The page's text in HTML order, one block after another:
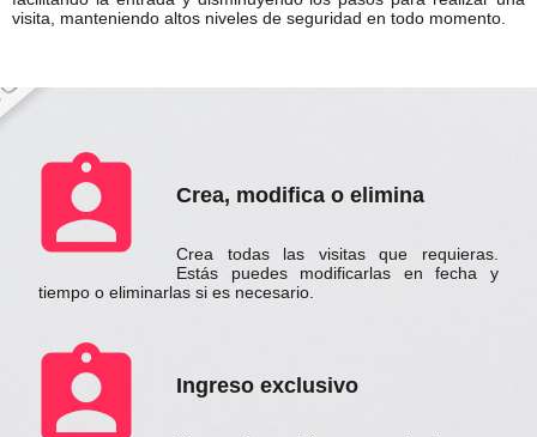
visita, manteniendo altos niveles de seguridad en todo momento.
assignment_indCrea, modifica o elimina
Crea todas las visitas que requieras.
Estás puedes modificarlas en fecha y
tiempo o eliminarlas si es necesario.
assignment_ind Ingreso exclusivo